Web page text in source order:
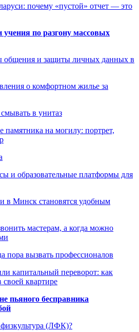
почему «пустой» отчет — это
по разгону массовых
общения и защиты личных данных в
о комфортном жилье за
в унитаз
памятника на могилу: портрет,
и образовательные платформы для
в Минск становятся удобным
мастерам, а когда можно
пора вызвать профессионалов
капитальный переворот: как
своей квартире
пьяного бесправника
(ЛФК)?